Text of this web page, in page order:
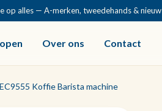
op alles — A-merken, tweedehands & nieuw
Over ons Contact
Koffie Barista machine